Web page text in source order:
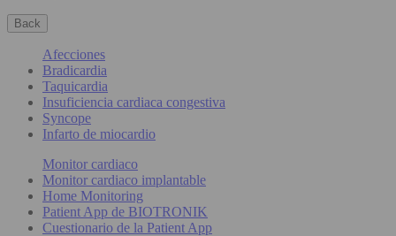
Back
Afecciones
Bradicardia
Taquicardia
Insuficiencia cardiaca congestiva
Syncope
Infarto de miocardio
Monitor cardiaco
Monitor cardiaco implantable
Home Monitoring
Patient App de BIOTRONIK
Cuestionario de la Patient App